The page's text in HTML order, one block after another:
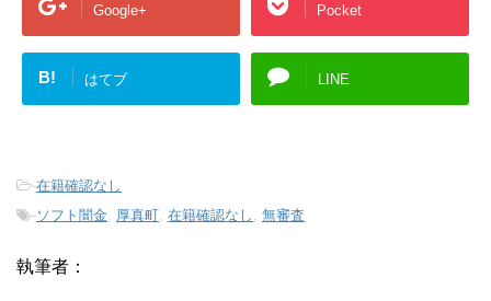
Google+ Pocket
B! はてブ LINE
-在籍確認なし
-ソフト闇金, 厚真町, 在籍確認なし , 無審査
執筆者：